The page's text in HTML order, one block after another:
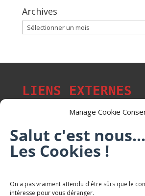
Manage Cookie
Salut c'est nous...
Les Cookies !
On a pas vraiment attendu d'être sûrs que le
intéresse pour vous déranger.
Archives
Archives
LIENS EXTERNES
Les p'tits citoyens de Mont-Saint-
Trail Saintmartinois Daniel FEITE
Karaté Mont Saint Martin